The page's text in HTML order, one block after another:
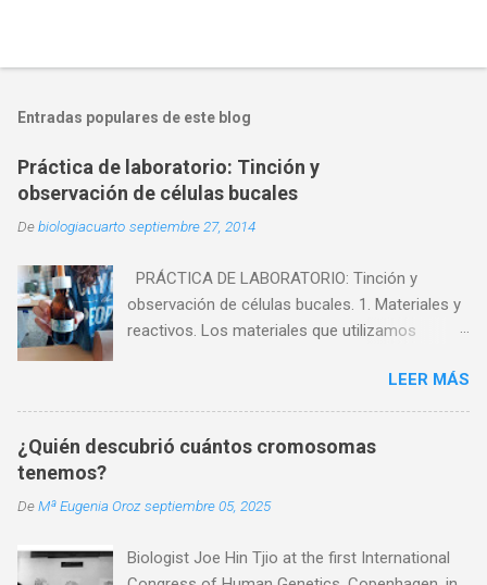
l
c
a
r
n
o
m
e
n
t
i
Entradas populares de este blog
Práctica de laboratorio: Tinción y
observación de células bucales
Debiologiacuarto septiembre 27, 2014
PRÁCTICA DE LABORATORIO: Tinción y
observación de células bucales. 1. Materiales y
reactivos. Los materiales que utilizamos
de alcohol. - Vidrio de reloj. - Pinzas. - Agua. -
Portaobjetos. - Cubreobjetos. - Palillo. Los
reactivos que utilizamos fueron: - Células
de la mucosa bucal. A continuación os
llevar a cabo esta practica: 1. Con el extremo
LEER MÁS
¿Quién descubrió cuántos cromosomas
tenemos?
DeMª Eugenia Oroz septiembre 05, 2025
Biologist Joe Hin Tjio at the first International